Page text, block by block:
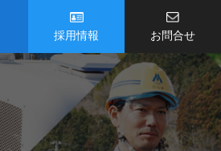
採用情報 お問合せ